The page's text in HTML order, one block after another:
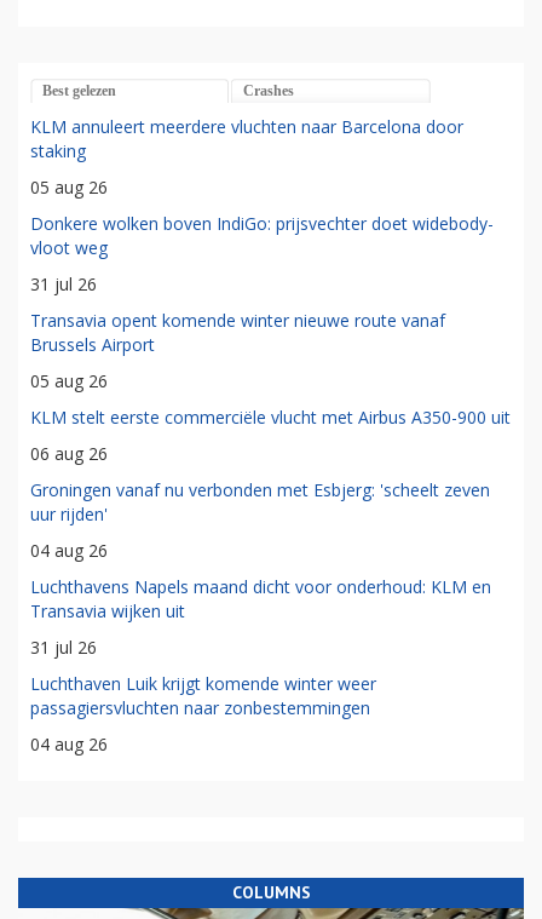
Best gelezen Crashes
KLM annuleert meerdere vluchten naar Barcelona door
staking
05 aug 26
Donkere wolken boven IndiGo: prijsvechter doet widebody-
vloot weg
31 jul 26
Transavia opent komende winter nieuwe route vanaf
Brussels Airport
05 aug 26
KLM stelt eerste commerciële vlucht met Airbus A350-900 uit
06 aug 26
Groningen vanaf nu verbonden met Esbjerg: 'scheelt zeven
uur rijden'
04 aug 26
Luchthavens Napels maand dicht voor onderhoud: KLM en
Transavia wijken uit
31 jul 26
Luchthaven Luik krijgt komende winter weer
passagiersvluchten naar zonbestemmingen
04 aug 26
COLUMNS